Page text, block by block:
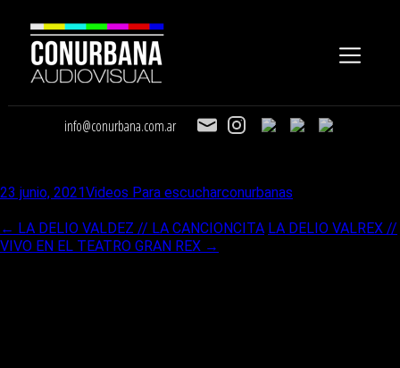
info@conurbana.com.ar
23 junio, 2021Videos Para escucharconurbanas
← LA DELIO VALDEZ // LA CANCIONCITA LA DELIO VALREX //
VIVO EN EL TEATRO GRAN REX →